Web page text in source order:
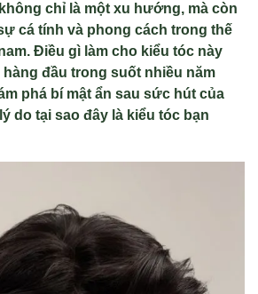
chỉ là một xu hướng, mà còn
cá tính và phong cách trong thế
Điều gì làm cho kiểu tóc này
đầu trong suốt nhiều năm
phá bí mật ẩn sau sức hút của
do tại sao đây là kiểu tóc bạn